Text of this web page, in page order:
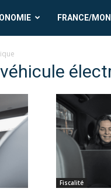
FRANCE/
Fiscalité